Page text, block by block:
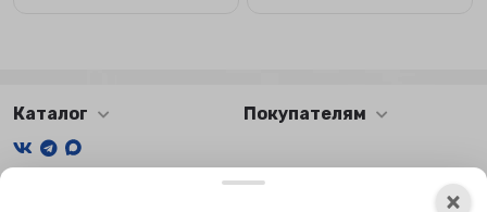
Каталог Покупателям
Мы получаем и обрабатываем персональные данные
×